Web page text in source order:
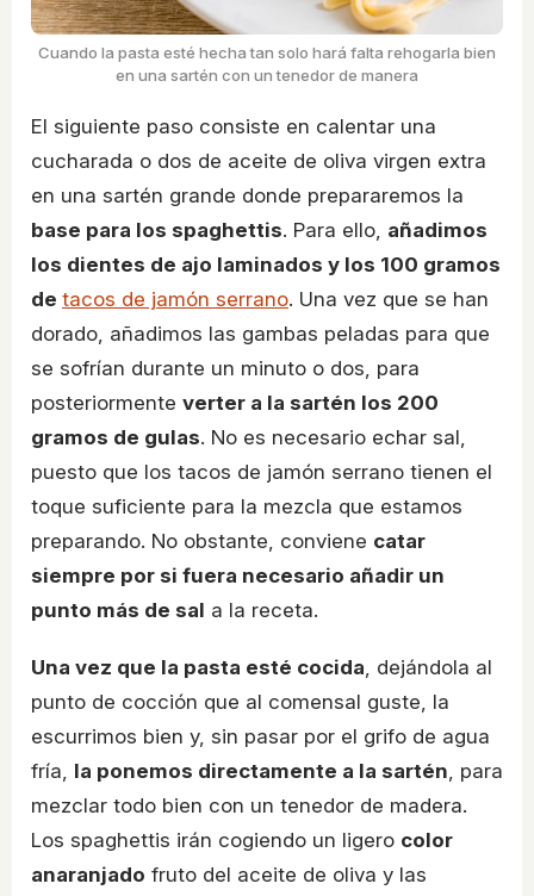
Cuando la pasta esté hecha tan solo hará falta rehogarla bien
en una sartén con un tenedor de manera
El siguiente paso consiste en calentar una
cucharada o dos de aceite de oliva virgen extra
en una sartén grande donde prepararemos la
base para los spaghettis. Para ello, añadimos
los dientes de ajo laminados y los 100 gramos
de tacos de jamón serrano. Una vez que se han
dorado, añadimos las gambas peladas para que
se sofrían durante un minuto o dos, para
posteriormente verter a la sartén los 200
gramos de gulas. No es necesario echar sal,
puesto que los tacos de jamón serrano tienen el
toque suficiente para la mezcla que estamos
preparando. No obstante, conviene catar
siempre por si fuera necesario añadir un
punto más de sal a la receta.
Una vez que la pasta esté cocida, dejándola al
punto de cocción que al comensal guste, la
escurrimos bien y, sin pasar por el grifo de agua
fría, la ponemos directamente a la sartén, para
mezclar todo bien con un tenedor de madera.
Los spaghettis irán cogiendo un ligero color
anaranjado fruto del aceite de oliva y las